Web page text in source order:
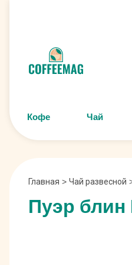
Кофе Чай
Главная > Чай развесной
Пуэр блин